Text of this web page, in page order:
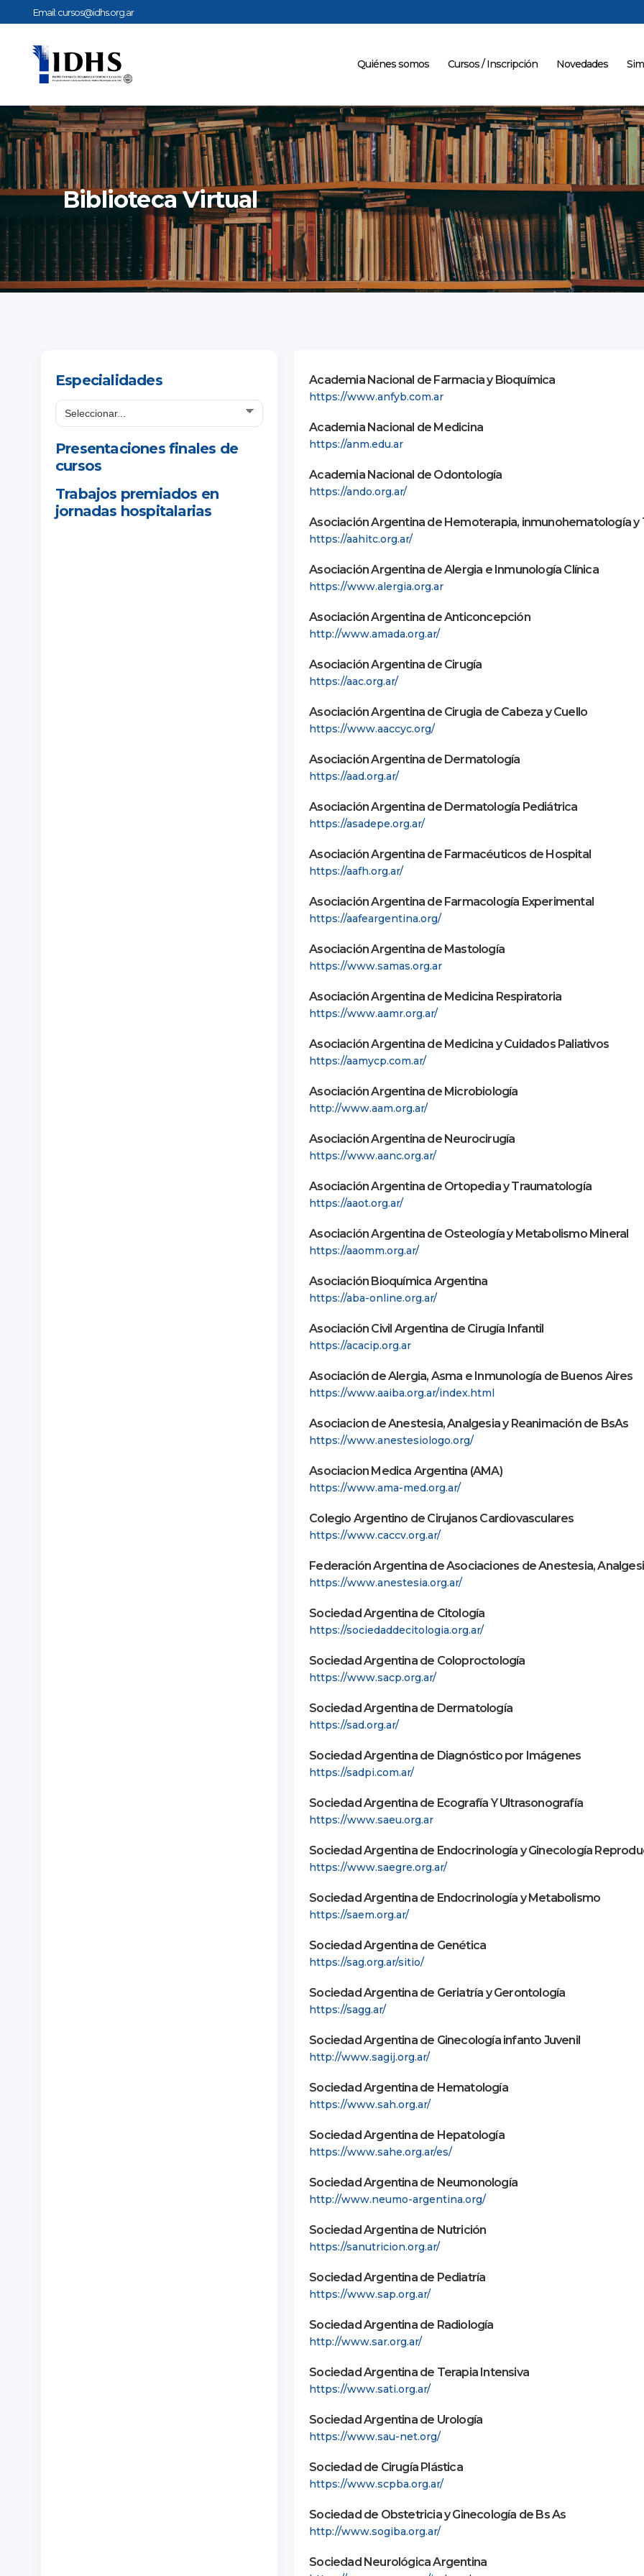
Email:cursos@idhs.org.ar
Quiénes somos Cursos / Inscripción Novedades
Biblioteca Virtual
Especialidades
Presentaciones finales de
cursos
Trabajos premiados en
jornadas hospitalarias
Academia Nacional de Farmacia y Bioquímica
https://www.anfyb.com.ar
Academia Nacional de Medicina
https://anm.edu.ar
Academia Nacional de Odontología
https://ando.org.ar/
Asociación Argentina de Hemoterapia, inmunohematología y
https://aahitc.org.ar/
Asociación Argentina de Alergia e Inmunología Clínica
https://www.alergia.org.ar
Asociación Argentina de Anticoncepción
http://www.amada.org.ar/
Asociación Argentina de Cirugía
https://aac.org.ar/
Asociación Argentina de Cirugia de Cabeza y Cuello
https://www.aaccyc.org/
Asociación Argentina de Dermatología
https://aad.org.ar/
Asociación Argentina de Dermatología Pediátrica
https://asadepe.org.ar/
Asociación Argentina de Farmacéuticos de Hospital
https://aafh.org.ar/
Asociación Argentina de Farmacología Experimental
https://aafeargentina.org/
Asociación Argentina de Mastología
https://www.samas.org.ar
Asociación Argentina de Medicina Respiratoria
https://www.aamr.org.ar/
Asociación Argentina de Medicina y Cuidados Paliativos
https://aamycp.com.ar/
Asociación Argentina de Microbiología
http://www.aam.org.ar/
Asociación Argentina de Neurocirugía
https://www.aanc.org.ar/
Asociación Argentina de Ortopedia y Traumatología
https://aaot.org.ar/
Asociación Argentina de Osteología y Metabolismo Mineral
https://aaomm.org.ar/
Asociación Bioquímica Argentina
https://aba-online.org.ar/
Asociación Civil Argentina de Cirugía Infantil
https://acacip.org.ar
Asociación de Alergia, Asma e Inmunología de Buenos Aires
https://www.aaiba.org.ar/index.html
Asociacion de Anestesia, Analgesia y Reanimación de BsAs
https://www.anestesiologo.org/
Asociacion Medica Argentina (AMA)
https://www.ama-med.org.ar/
Colegio Argentino de Cirujanos Cardiovasculares
https://www.caccv.org.ar/
Federación Argentina de Asociaciones de Anestesia,
https://www.anestesia.org.ar/
Sociedad Argentina de Citología
https://sociedaddecitologia.org.ar/
Sociedad Argentina de Coloproctología
https://www.sacp.org.ar/
Sociedad Argentina de Dermatología
https://sad.org.ar/
Sociedad Argentina de Diagnóstico por Imágenes
https://sadpi.com.ar/
Sociedad Argentina de Ecografía Y Ultrasonografía
https://www.saeu.org.ar
Sociedad Argentina de Endocrinología y Ginecología
https://www.saegre.org.ar/
Sociedad Argentina de Endocrinología y Metabolismo
https://saem.org.ar/
Sociedad Argentina de Genética
https://sag.org.ar/sitio/
Sociedad Argentina de Geriatría y Gerontología
https://sagg.ar/
Sociedad Argentina de Ginecología infanto Juvenil
http://www.sagij.org.ar/
Sociedad Argentina de Hematología
https://www.sah.org.ar/
Sociedad Argentina de Hepatología
https://www.sahe.org.ar/es/
Sociedad Argentina de Neumonología
http://www.neumo-argentina.org/
Sociedad Argentina de Nutrición
https://sanutricion.org.ar/
Sociedad Argentina de Pediatría
https://www.sap.org.ar/
Sociedad Argentina de Radiología
http://www.sar.org.ar/
Sociedad Argentina de Terapia Intensiva
https://www.sati.org.ar/
Sociedad Argentina de Urología
https://www.sau-net.org/
Sociedad de Cirugía Plástica
https://www.scpba.org.ar/
Sociedad de Obstetricia y Ginecología de Bs As
http://www.sogiba.org.ar/
Sociedad Neurológica Argentina